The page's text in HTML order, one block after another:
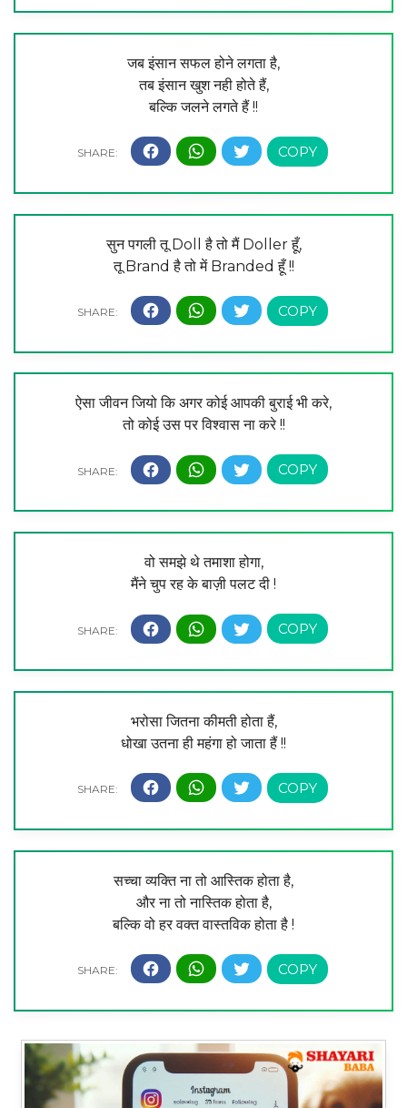
जब इंसान सफल होने लगता है,
तब इंसान खुश नही होते हैं,
बल्कि जलने लगते हैं !!
सुन पगली तू Doll है तो मैं Doller हूँ,
तू Brand है तो में Branded हूँ !!
ऐसा जीवन जियो कि अगर कोई आपकी बुराई भी करे,
तो कोई उस पर विश्वास ना करे !!
वो समझे थे तमाशा होगा,
मैंने चुप रह के बाज़ी पलट दी !
भरोसा जितना कीमती होता हैं,
धोखा उतना ही महंगा हो जाता हैं !!
सच्चा व्यक्ति ना तो आस्तिक होता है,
और ना तो नास्तिक होता है,
बल्कि वो हर वक्त वास्तविक होता है !